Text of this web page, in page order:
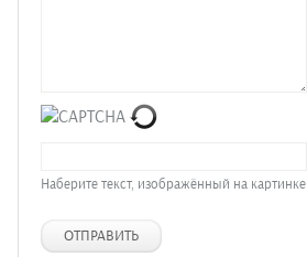
Наберите текст, изображённый на картинке
ОТПРАВИТЬ